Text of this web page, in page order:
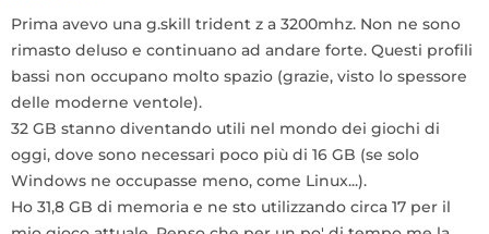
Prima avevo una g.skill trident z a 3200mhz. Non ne sono
rimasto deluso e continuano ad andare forte. Questi profili
bassi non occupano molto spazio (grazie, visto lo spessore
delle moderne ventole).
32 GB stanno diventando utili nel mondo dei giochi di
oggi, dove sono necessari poco più di 16 GB (se solo
Windows ne occupasse meno, come Linux...).
Ho 31,8 GB di memoria e ne sto utilizzando circa 17 per il